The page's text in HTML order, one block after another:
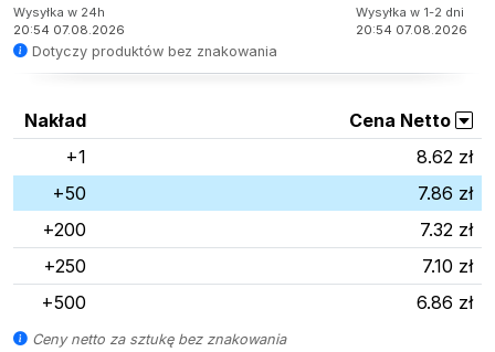
Wysyłka w 24h
20:54 07.08.2026
Wysyłka w 1-2 dni
20:54 07.08.2026
Dotyczy produktów bez znakowania
Nakład
Cena Netto
+1
8.62 zł
+50
7.86 zł
+200
7.32 zł
+250
7.10 zł
+500
6.86 zł
Ceny netto za sztukę bez znakowania